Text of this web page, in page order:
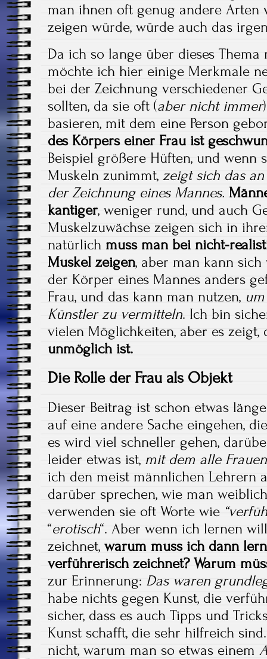
man ihnen oft genug andere Arten
zeigen würde, würde auch das
Da ich so lange über dieses Thema
möchte ich hier einige Merkmale
bei der Zeichnung verschiedener
sollten, da sie oft (aber nicht immer
basieren, mit dem eine Person
des Körpers einer Frau ist
Beispiel größere Hüften, und wenn
Muskeln zunimmt, zeigt sich das
der Zeichnung eines Mannes.
kantiger, weniger rund, und auch
Muskelzuwächse zeigen sich in
natürlich muss man bei nicht-
Muskel zeigen, aber man kann
der Körper eines Mannes anders
Frau, und das kann man nutzen,
Künstler zu vermitteln. Ich bin
vielen Möglichkeiten, aber es zeigt,
unmöglich ist.
Die Rolle der Frau als Objekt
Dieser Beitrag ist schon etwas
auf eine andere Sache eingehen,
es wird viel schneller gehen,
leider etwas ist, mit dem alle
ich den meist männlichen Lehrern
darüber sprechen, wie man
verwenden sie oft Worte wie
“erotisch“. Aber wenn ich lernen
zeichnet, warum muss ich dann
verführerisch zeichnet? Warum
zur Erinnerung: Das waren
habe nichts gegen Kunst, die
sicher, dass es auch Tipps und
Kunst schafft, die sehr hilfreich
nicht, warum man so etwas einem